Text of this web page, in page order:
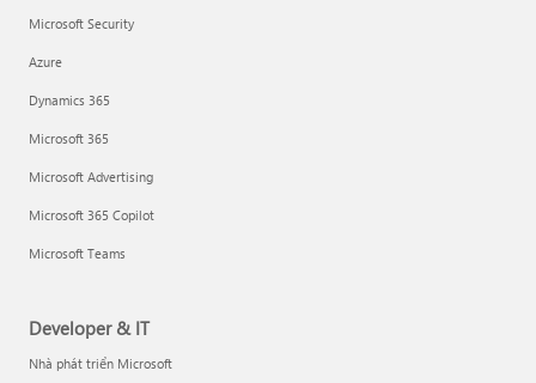
Microsoft Security
Azure
Dynamics 365
Microsoft 365
Microsoft Advertising
Microsoft 365 Copilot
Microsoft Teams
Developer & IT
Nhà phát triển Microsoft